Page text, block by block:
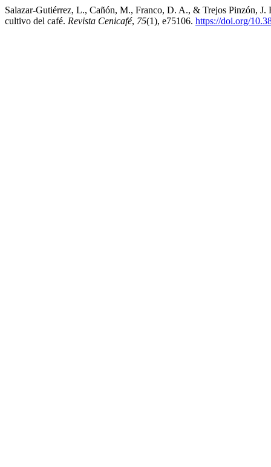
Salazar-Gutiérrez, L., Cañón, M., Franco, D. A., & Trejos Pinzón, J.
cultivo del café. Revista Cenicafé, 75(1), e75106. https://doi.org/